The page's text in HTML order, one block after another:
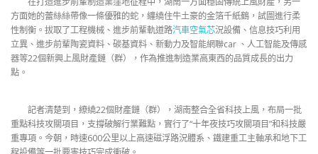
方面她的蕾絲絲帶像一條優雅的蛇，纏繞住牛土豪的金箔千紙鶴，試圖進行柔
性制衡。拔取了工程機械、進步前輩軌道路汽車空氣芯況設備、信息技巧利用
立異、進步前輩陶瓷資料、碳基資料、新動力及智能網聯car 、人工智能及傳感
器等22個新興上風財產鏈（群），作為推進制造業高東西的品質成長的出力
點。
記者清楚到，繚繞22個財產鏈（群），湖南整合全省科技上風，布局一批
重點科技攻關項目，支撐破解行業難點，實行了“十年夜技巧攻關項目”和科技嚴
重專項。今朝，時速600公里以上高速磁浮路況體系、鐵建重工主軸承和地下工